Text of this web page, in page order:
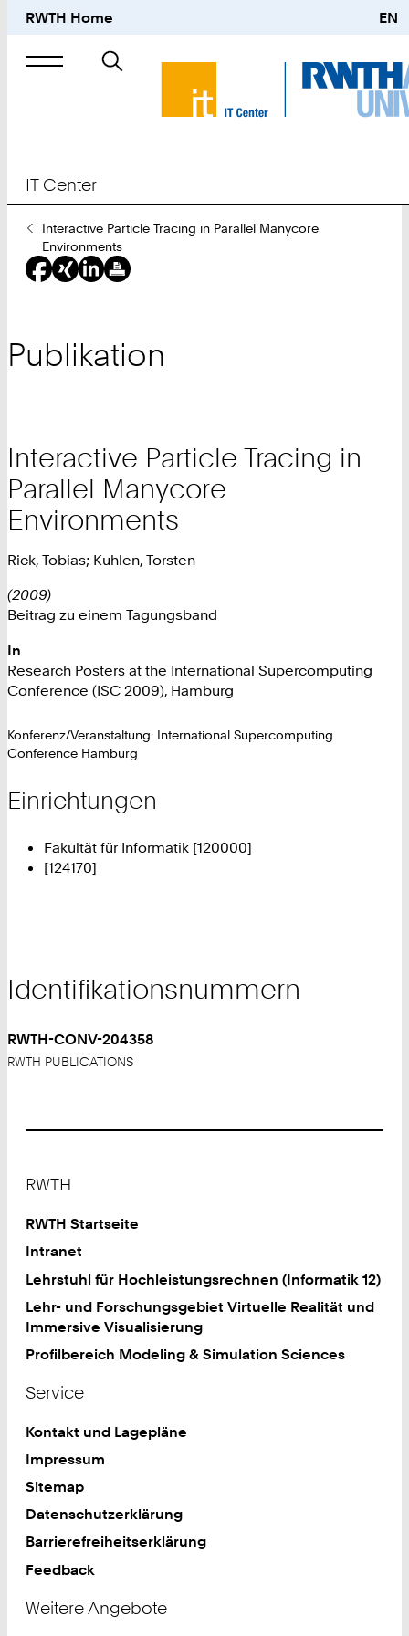
RWTH Home EN
Suche
nach
IT Center
Sie
sind
hier:
Interactive Particle Tracing in Parallel Manycore
Environments
Publikation
Interactive Particle Tracing in
Parallel Manycore
Environments
Rick, Tobias; Kuhlen, Torsten
(2009)
Beitrag zu einem Tagungsband
In
Research Posters at the International Supercomputing
Conference (ISC 2009), Hamburg
Konferenz/Veranstaltung: International Supercomputing
Conference Hamburg
Einrichtungen
Fakultät für Informatik [120000]
[124170]
Identifikationsnummern
RWTH-CONV-204358
RWTH PUBLICATIONS
RWTH
RWTH Startseite
Intranet
Lehrstuhl für Hochleistungsrechnen (Informatik 12)
Lehr- und Forschungsgebiet Virtuelle Realität und
Immersive Visualisierung
Profilbereich Modeling & Simulation Sciences
Service
Kontakt und Lagepläne
Impressum
Sitemap
Datenschutzerklärung
Barrierefreiheitserklärung
Feedback
Weitere Angebote